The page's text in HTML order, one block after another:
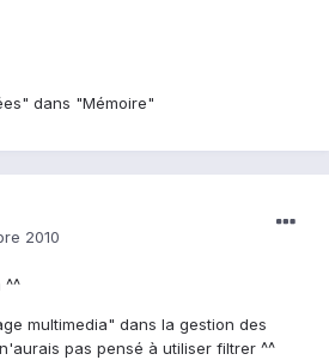
dans "Mémoire"
2010
^^
multimedia" dans la gestion des
pas pensé à utiliser filtrer ^^